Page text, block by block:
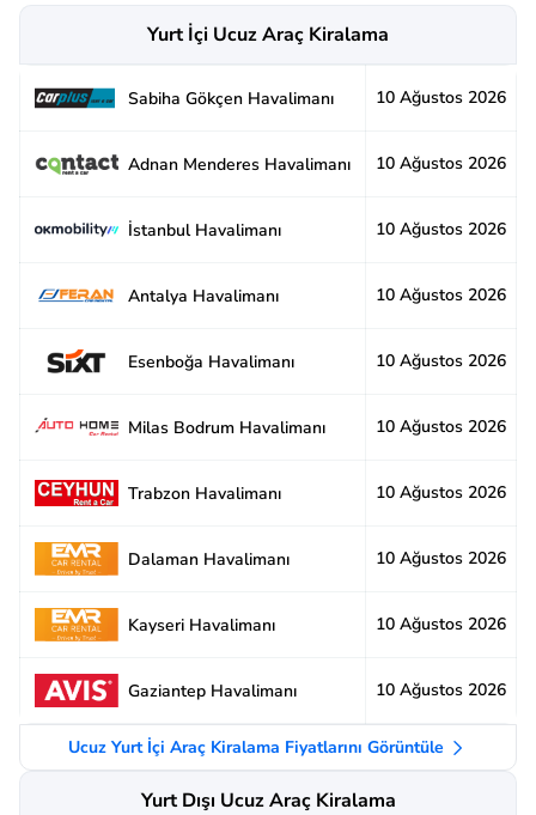
Yurt İçi Ucuz Araç Kiralama
Sabiha Gökçen Havalimanı 10 Ağustos 2026
Adnan Menderes Havalimanı 10 Ağustos 2026
İstanbul Havalimanı 10 Ağustos 2026
Antalya Havalimanı 10 Ağustos 2026
Esenboğa Havalimanı 10 Ağustos 2026
Milas Bodrum Havalimanı 10 Ağustos 2026
Trabzon Havalimanı 10 Ağustos 2026
Dalaman Havalimanı 10 Ağustos 2026
Kayseri Havalimanı 10 Ağustos 2026
Gaziantep Havalimanı 10 Ağustos 2026
Ucuz Yurt İçi Araç Kiralama Fiyatlarını Görüntüle
Yurt Dışı Ucuz Araç Kiralama